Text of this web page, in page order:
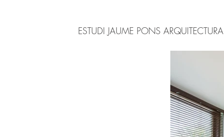
ESTUDI JAUME PONS ARQUITECTURA